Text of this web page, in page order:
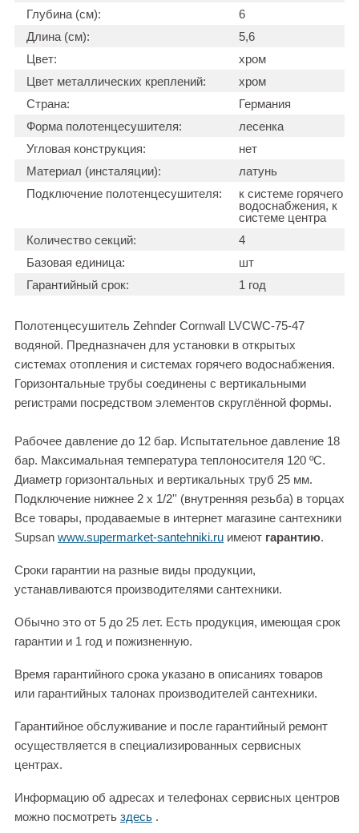
Глубина (см):
6
Длина (см):
5,6
Цвет:
хром
Цвет металлических креплений:
хром
Страна:
Германия
Форма полотенцесушителя:
лесенка
Угловая конструкция:
нет
Материал (инсталяции):
латунь
Подключение полотенцесушителя:
к системе горячего
водоснабжения, к
системе центра
Количество секций:
4
Базовая единица:
шт
Гарантийный срок:
1 год
Полотенцесушитель Zehnder Cornwall LVCWC-75-47
водяной. Предназначен для установки в открытых
системах отопления и системах горячего водоснабжения.
Горизонтальные трубы соединены с вертикальными
регистрами посредством элементов скруглённой формы.
Рабочее давление до 12 бар. Испытательное давление 18
бар. Максимальная температура теплоносителя 120 ºC.
Диаметр горизонтальных и вертикальных труб 25 мм.
Подключение нижнее 2 х 1/2'' (внутренняя резьба) в торцах
Все товары, продаваемые в интернет магазине сантехники
Supsan www.supermarket-santehniki.ru имеют гарантию.
Сроки гарантии на разные виды продукции,
устанавливаются производителями сантехники.
Обычно это от 5 до 25 лет. Есть продукция, имеющая срок
гарантии и 1 год и пожизненную.
Время гарантийного срока указано в описаниях товаров
или гарантийных талонах производителей сантехники.
Гарантийное обслуживание и после гарантийный ремонт
осуществляется в специализированных сервисных
центрах.
Информацию об адресах и телефонах сервисных центров
можно посмотреть здесь .